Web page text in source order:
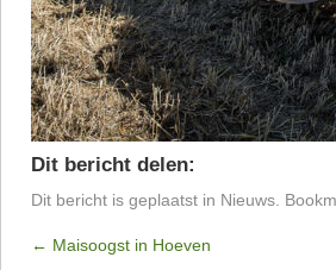
Dit bericht delen:
Dit bericht is geplaatst in Nieuws .
← Maisoogst in Hoeven